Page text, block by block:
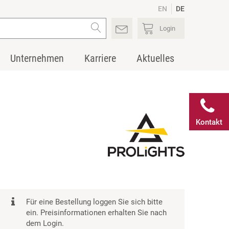
EN DE
Login
Unternehmen Karriere Aktuelles
Kontakt
Für eine Bestellung loggen Sie sich bitte
ein. Preisinformationen erhalten Sie nach
dem Login.